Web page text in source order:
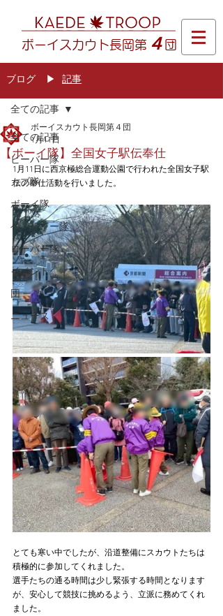
ボーイスカウト長岡第 ４ 団
記事
全ての記事
ビーバー隊
カブ隊
ボーイ隊
ベンチャー隊
ローバー隊
イベント
団
ニュース
全ての記事
【ボーイ隊】全国女子駅伝奉仕
ボーイスカウト長岡第４団
1月11日
1月11日に西京極総合運動公園で行われた全国女子駅
伝の奉仕活動を行いました。
とても寒い中でしたが、沿道整備にスカウトたちは
積極的に参加してくれました。
選手たちの通る時間は少し緊張する時間となります
が、安心して競技に挑めるよう、立派に務めてくれ
ました。
ブログ ​▶ 記事